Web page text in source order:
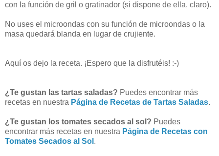
con la función de gril o gratinador (si dispone de ella, claro).
No uses el microondas con su función de microondas o la
masa quedará blanda en lugar de crujiente.
Aquí os dejo la receta. ¡Espero que la disfrutéis! :-)
¿Te gustan las tartas saladas? Puedes encontrar más
recetas en nuestra Página de Recetas de Tartas Saladas.
¿Te gustan los tomates secados al sol? Puedes
encontrar más recetas en nuestra Página de Recetas con
Tomates Secados al Sol .